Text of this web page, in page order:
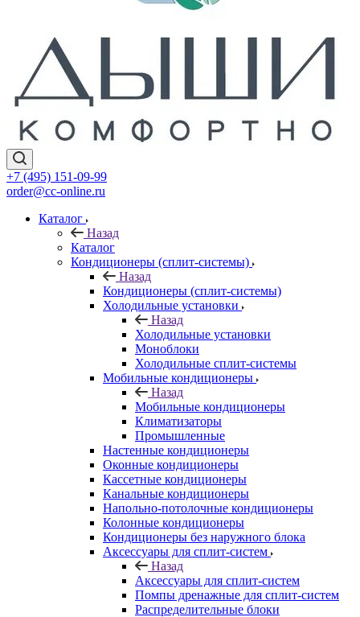
+7 (495) 151-09-99
order@cc-online.ru
Каталог
Назад
Каталог
Кондиционеры (сплит-системы)
Назад
Кондиционеры (сплит-системы)
Холодильные установки
Назад
Холодильные установки
Моноблоки
Холодильные сплит-системы
Мобильные кондиционеры
Назад
Мобильные кондиционеры
Климатизаторы
Промышленные
Настенные кондиционеры
Оконные кондиционеры
Кассетные кондиционеры
Канальные кондиционеры
Напольно-потолочные кондиционеры
Колонные кондиционеры
Кондиционеры без наружного блока
Аксессуары для сплит-систем
Назад
Аксессуары для сплит-систем
Помпы дренажные для сплит-систем
Распределительные блоки